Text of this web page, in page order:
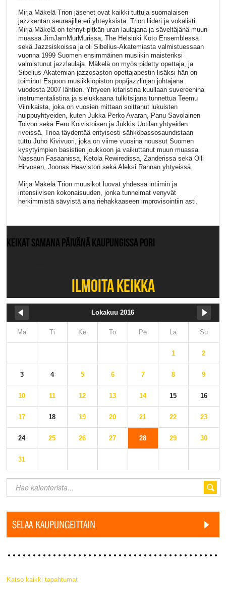
Mirja Mäkelä Trion jäsenet ovat kaikki tuttuja suomalaisen
jazzkentän seuraajille eri yhteyksistä. Trion liideri ja vokalisti
Mirja Mäkelä on tehnyt pitkän uran laulajana ja säveltäjänä muun
muassa JimJamMurMurissa, The Helsinki Koto Ensemblessä
sekä Jazzsiskoissa ja oli Sibelius-Akatemiasta valmistuessaan
vuonna 1999 Suomen ensimmäinen musiikin maisteriksi
valmistunut jazzlaulaja. Mäkelä on myös pidetty opettaja, ja
Sibelius-Akatemian jazzosaston opettajapestin lisäksi hän on
toiminut Espoon musiikkiopiston pop/jazzlinjan johtajana
vuodesta 2007 lähtien. Yhtyeen kitaristina kuullaan suvereenina
instrumentalistina ja sielukkaana tulkitsijana tunnettua Teemu
Viinikaista, joka on vuosien mittaan soittanut lukuisten
huippuyhtyeiden, kuten Jukka Perko Avaran, Panu Savolainen
Toivon sekä Eero Koivistoisen ja Jukkis Uotilan yhtyeiden
riveissä. Trioa täydentää erityisesti sähköbassosaundistaan
tuttu Juho Kivivuori, joka on viime vuosina noussut Suomen
kysytyimpien basistien joukkoon ja vaikuttanut muun muassa
Nassaun Fasaanissa, Ketola Rewiredissa, Zanderissa sekä Olli
Hirvosen, Joonas Haaviston sekä Aleksi Rannan yhtyeissä.
Mirja Mäkelä Trion muusikot luovat yhdessä intiimin ja
intensiivisen kokonaisuuden, jonka tunnelmat venyvät
herkimmistä sävyistä aina riehakkaaseen improvisointiin asti.
KEIKAT SAMANA PÄIVÄNÄ KAUPUNGISSA PORI
ILMOITA KEIKKA
Lokakuu 2016
Ma Ti Ke To Pe La Su
1 2
3 4 5 6 7 8 9
10 11 12 13 14 15 16
17 18 19 20 21 22 23
24 25 26 27 28 29 30
31
SELAA KAUPUNGEITTAIN
Katso kaikki tapahtumat